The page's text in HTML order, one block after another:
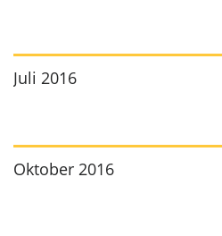
Juli 2016
Oktober 2016